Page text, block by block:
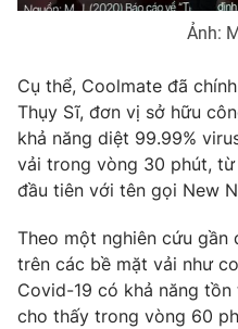
Giải sao mai
Làm đẹp
Học trực tuyến
Hitech Công nghệ tương
Sản phẩm
Thị trường
Giao lưu trực tuyến
Lịch phát sóng
Chuyên mục khác
Emagazine
Ảnh:
Cụ thể, Coolmate đã
Thụy Sĩ, đơn vị sở hữu
khả năng diệt 99.99%
vải trong vòng 30 phút,
đầu tiên với tên gọi New
Theo một nghiên cứu
trên các bề mặt vải như
Covid-19 có khả năng
cho thấy trong vòng 60